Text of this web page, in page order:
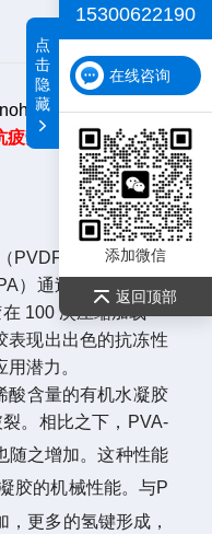
for self-po
疲劳性能等指标。
PVDF）的有机水凝
）通过与 PVA 形成
在 100 次压缩加载 —
表现出出色的抗冻性
潜力。
酸含量的有机水凝胶
。相比之下，PVA-
随之增加。这种性能
胶的机械性能。与P
更多的氢键形成，
15300622190
在线咨询
添加微信
返回顶部
点
击
隐
藏